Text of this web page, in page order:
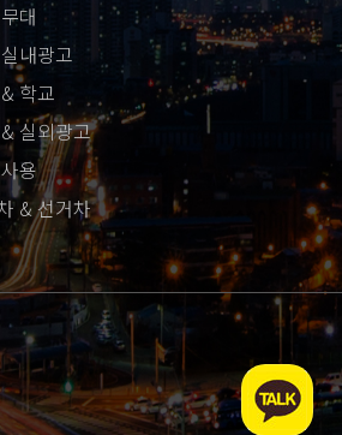
대
내광고
학교
실외광고
용
& 선거차